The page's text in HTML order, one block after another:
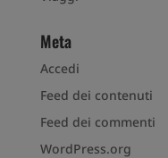
Meta
Accedi
Feed dei contenuti
Feed dei commenti
WordPress.org